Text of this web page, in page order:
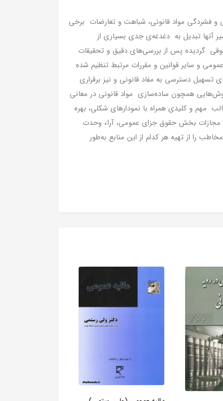
و فشردگی مواد قانونی، شباهت و تعارضات برخی
آنها تبدیل به دغدغه‌ی جدی بسیاری از
گردیده پس از بررسی‌های دقیق و تحقیقات
و سایر قوانین و مقررات مرتبط تنظیم شده
دسترسی به مفاد قانونی و نیز برقراری
همچون ساده‌سازی مواد قانونی در معانی
مهم و کلیدی همراه با نمودارهای شکلی، بهره
مجازات بخش حقوق جزای عمومی، آراء وحدت
را از تهیه هر کدام از این منابع به‌طور